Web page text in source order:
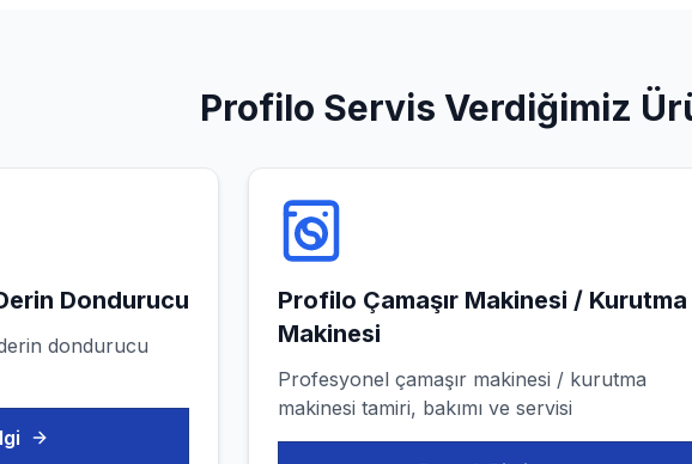
Profilo Servis Verdiğimiz
Dondurucu
dondurucu
Profilo Çamaşır Makinesi / Kurutma
Makinesi
Profesyonel çamaşır makinesi / kurutma
makinesi tamiri, bakımı ve servisi